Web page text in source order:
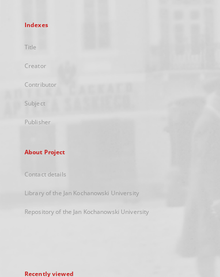
Indexes
Title
Creator
Contributor
Subject
Publisher
About Project
Contact details
Library of the Jan Kochanowski University
Repository of the Jan Kochanowski University
Recently viewed